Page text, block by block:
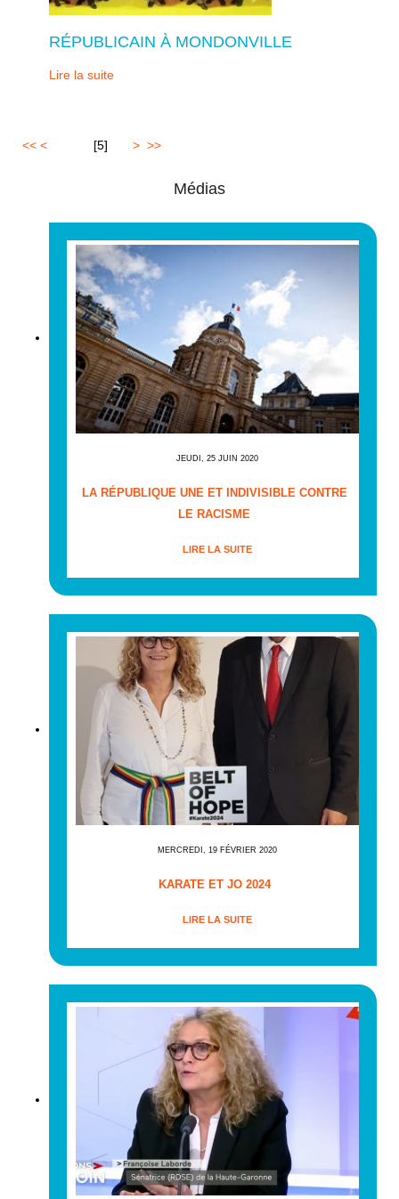
RÉPUBLICAIN À MONDONVILLE
Lire la suite
<< < [5] > >>
Médias
JEUDI, 25 JUIN 2020
LA RÉPUBLIQUE UNE ET INDIVISIBLE CONTRE
LE RACISME
LIRE LA SUITE
MERCREDI, 19 FÉVRIER 2020
KARATE ET JO 2024
LIRE LA SUITE